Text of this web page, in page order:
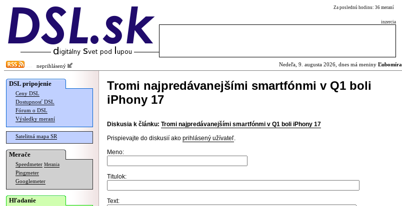
Za poslednú hodinu: 36 meraní
inzercia
neprihlásený Nedeľa, 9. augusta 2026, dnes má meniny Ľubomíra
DSL pripojenie
Ceny DSL
Dostupnosť DSL
Fórum o DSL
Výsledky meraní
Satelitná mapa SR
Merače
Speedmeter Merania
Pingmeter
Googlemeter
Hľadanie
Tromi najpredávanejšími smartfónmi v Q1 boli
iPhony 17
Diskusia k článku: Tromi najpredávanejšími smartfónmi v Q1 boli iPhony 17
Prispievajte do diskusií ako prihlásený užívateľ.
Meno:
Titulok:
Text: